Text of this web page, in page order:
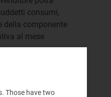
consumi,
della componente
al mese
Those have two